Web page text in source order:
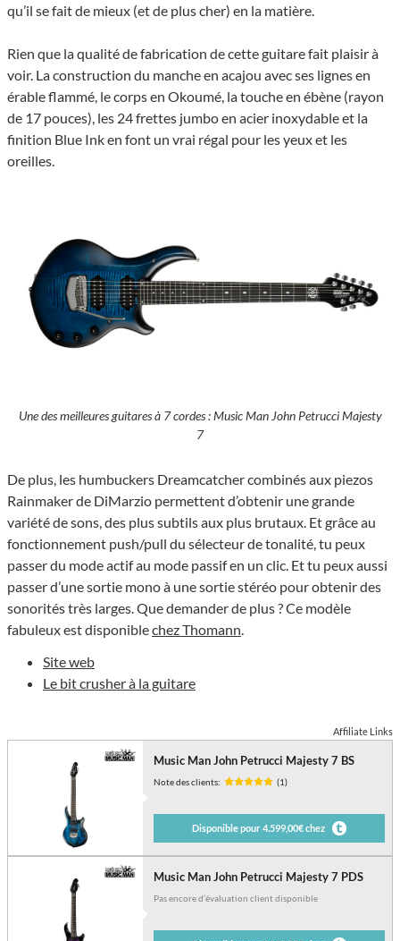
qu’il se fait de mieux (et de plus cher) en la matière.
Rien que la qualité de fabrication de cette guitare fait plaisir à
voir. La construction du manche en acajou avec ses lignes en
érable flammé, le corps en Okoumé, la touche en ébène (rayon
de 17 pouces), les 24 frettes jumbo en acier inoxydable et la
finition Blue Ink en font un vrai régal pour les yeux et les
oreilles.
Une des meilleures guitares à 7 cordes : Music Man John Petrucci Majesty
7
De plus, les humbuckers Dreamcatcher combinés aux piezos
Rainmaker de DiMarzio permettent d’obtenir une grande
variété de sons, des plus subtils aux plus brutaux. Et grâce au
fonctionnement push/pull du sélecteur de tonalité, tu peux
passer du mode actif au mode passif en un clic. Et tu peux aussi
passer d’une sortie mono à une sortie stéréo pour obtenir des
sonorités très larges. Que demander de plus ? Ce modèle
fabuleux est disponiblechez Thomann.
Site web
Le bit crusher à la guitare
Affiliate Links
Music Man John Petrucci Majesty 7 BS
Note des clients: (1)
Disponible pour 4.599,00€ chez
Music Man John Petrucci Majesty 7 PDS
Pas encore d’évaluation client disponible